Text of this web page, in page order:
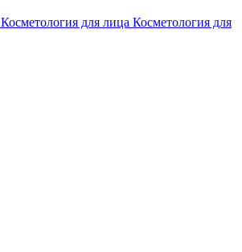
Косметология для лица Косметология для